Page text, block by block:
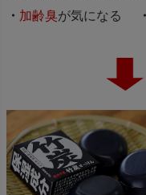
加齢臭が気になる